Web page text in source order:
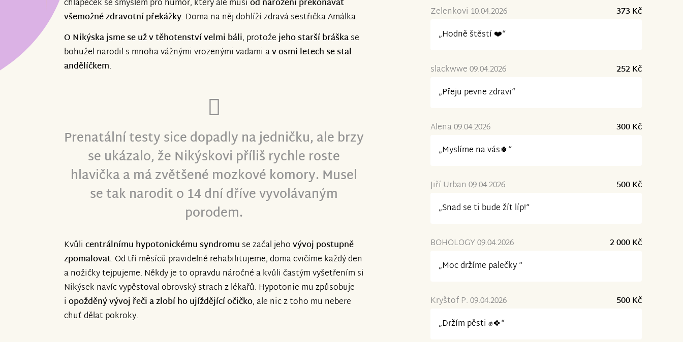
procesy.
Děkujeme, že jste součástí naší cesty.
chlapeček se smyslem pro humor, který ale musíod narození překonávat
všemožné zdravotní překážky. Doma na něj dohlíží zdravá sestřička Amálka.
O Nikýska jsme se už v těhotenství velmi báli, protožejeho starší bráškase
bohužel narodil s mnoha vážnými vrozenými vadami av osmi letech se stal
andělíčkem.
Prenatální testy sice dopadly na jedničku, ale brzy
se ukázalo, že Nikýskovi příliš rychle roste
hlavička a má zvětšené mozkové komory. Musel
se tak narodit o 14 dní dříve vyvolávaným
porodem.
Kvůli centrálnímu hypotonickému syndromu se začal jehovývoj postupně
zpomalovat. Od tří měsíců pravidelně rehabilitujeme, doma cvičíme každý den
a nožičky tejpujeme. Někdy je to opravdu náročné a kvůli častým vyšetřením si
Nikýsek navíc vypěstoval obrovský strach z lékařů. Hypotonie mu způsobuje
i opožděný vývoj řeči a zlobí ho ujíždějící očičko, ale nic z toho mu nebere
chuť dělat pokroky.
Zelenkovi 10.04.2026
373 Kč
„Hodně štěstí ❤️“
slackwwe 09.04.2026
252 Kč
„Přeju pevne zdravi“
Alena 09.04.2026
300 Kč
„Myslíme na vás🍀“
Jiří Urban 09.04.2026
500 Kč
„Snad se ti bude žít líp!“
BOHOLOGY 09.04.2026
2 000 Kč
„Moc držíme palečky “
Kryštof P. 09.04.2026
500 Kč
„Držím pěsti ✊🍀“